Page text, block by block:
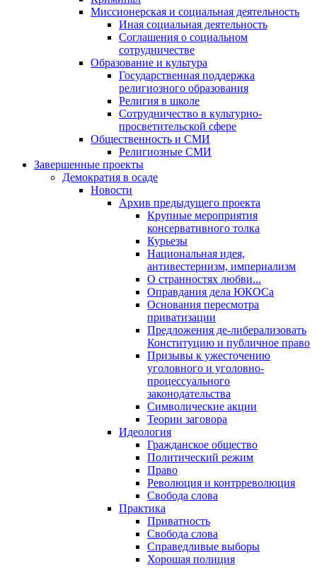
Миссионерская и социальная деятельность
Иная социальная деятельность
Соглашения о социальном
сотрудничестве
Образование и культура
Государственная поддержка
религиозного образования
Религия в школе
Сотрудничество в культурно-
просветительской сфере
Общественность и СМИ
Религиозные СМИ
Завершенные проекты
Демократия в осаде
Новости
Архив предыдущего проекта
Крупные мероприятия
консервативного толка
Курьезы
Национальная идея,
антивестернизм, империализм
О странностях любви...
Оправдания дела ЮКОСа
Основания пересмотра
приватизации
Предложения де-либерализовать
Конституцию и публичное право
Призывы к ужесточению
уголовного и уголовно-
процессуального
законодательства
Символические акции
Теории заговора
Идеология
Гражданское общество
Политический режим
Право
Революция и контрреволюция
Свобода слова
Практика
Приватность
Свобода слова
Справедливые выборы
Хорошая полиция